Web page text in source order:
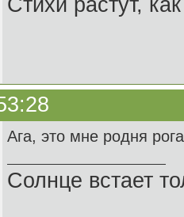
Стихи растут,
Ага, это мне родня
Солнце встает